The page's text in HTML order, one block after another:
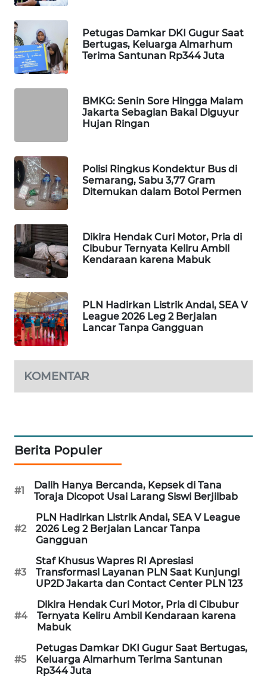
Petugas Damkar DKI Gugur Saat
Bertugas, Keluarga Almarhum
Terima Santunan Rp344 Juta
BMKG: Senin Sore Hingga Malam
Jakarta Sebagian Bakal Diguyur
Hujan Ringan
Polisi Ringkus Kondektur Bus di
Semarang, Sabu 3,77 Gram
Ditemukan dalam Botol Permen
Dikira Hendak Curi Motor, Pria di
Cibubur Ternyata Keliru Ambil
Kendaraan karena Mabuk
PLN Hadirkan Listrik Andal, SEA V
League 2026 Leg 2 Berjalan
Lancar Tanpa Gangguan
KOMENTAR
Berita Populer
#1
Dalih Hanya Bercanda, Kepsek di Tana
Toraja Dicopot Usai Larang Siswi Berjilbab
#2
PLN Hadirkan Listrik Andal, SEA V League
2026 Leg 2 Berjalan Lancar Tanpa
Gangguan
#3
Staf Khusus Wapres RI Apresiasi
Transformasi Layanan PLN Saat Kunjungi
UP2D Jakarta dan Contact Center PLN 123
#4
Dikira Hendak Curi Motor, Pria di Cibubur
Ternyata Keliru Ambil Kendaraan karena
Mabuk
#5
Petugas Damkar DKI Gugur Saat Bertugas,
Keluarga Almarhum Terima Santunan
Rp344 Juta
WAHANANEWS
CO ID
WAHANANEWS
NET
UMKM
WAHANA
SELEB
WAHANA
PERSONA
OTOMOTIF
WAHANA
HEALTH
WAHANA
Network
KONSUMEN
LISTRIK
MASYARAKAT
KELISTRIKAN
WALINKI
ID
MAWAKA
ID